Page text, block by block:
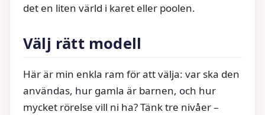
det en liten värld i karet eller poolen.
Välj rätt modell
Här är min enkla ram för att välja: var ska den
användas, hur gamla är barnen, och hur
mycket rörelse vill ni ha? Tänk tre nivåer –